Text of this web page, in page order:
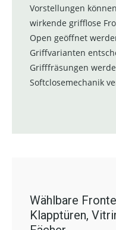
Vorstellungen
wirkende grifflose
Open geöffnet
Griffvarianten
Grifffräsungen
Softclosemechanik
Wählbare
Klapptüren,